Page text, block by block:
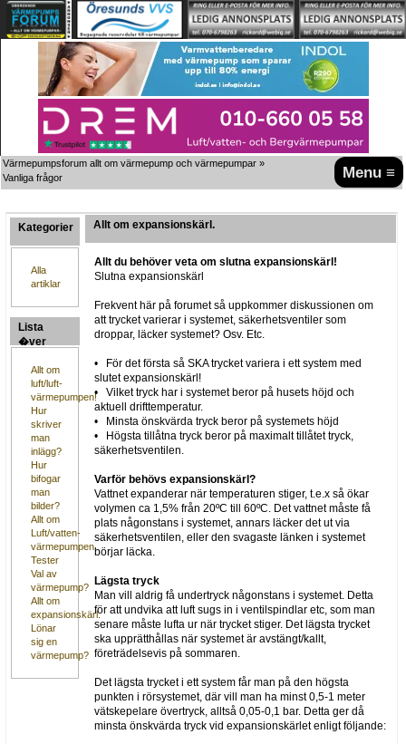
Menu ≡
Värmepumpsforum allt om värmepump och värmepumpar »
Vanliga frågor
Kategorier
Alla
artiklar
Lista
�ver
Allt om
luft/luft-
värmepumpen!
Hur
skriver
man
inlägg?
Hur
bifogar
man
bilder?
Allt om
Luft/vatten-
värmepumpen
Tester
Val av
värmepump?
Allt om
expansionskärl.
Lönar
sig en
värmepump?
Allt om expansionskärl.
Allt du behöver veta om slutna expansionskärl!
Slutna expansionskärl
Frekvent här på forumet så uppkommer diskussionen om
att trycket varierar i systemet, säkerhetsventiler som
droppar, läcker systemet? Osv. Etc.
• För det första så SKA trycket variera i ett system med
slutet expansionskärl!
• Vilket tryck har i systemet beror på husets höjd och
aktuell drifttemperatur.
• Minsta önskvärda tryck beror på systemets höjd
• Högsta tillåtna tryck beror på maximalt tillåtet tryck,
säkerhetsventilen.
Varför behövs expansionskärl?
Vattnet expanderar när temperaturen stiger, t.e.x så ökar
volymen ca 1,5% från 20ºC till 60ºC. Det vattnet måste få
plats någonstans i systemet, annars läcker det ut via
säkerhetsventilen, eller den svagaste länken i systemet
börjar läcka.
Lägsta tryck
Man vill aldrig få undertryck någonstans i systemet. Detta
för att undvika att luft sugs in i ventilspindlar etc, som man
senare måste lufta ur när trycket stiger. Det lägsta trycket
ska upprätthållas när systemet är avstängt/kallt,
företrädelsevis på sommaren.
Det lägsta trycket i ett system får man på den högsta
punkten i rörsystemet, där vill man ha minst 0,5-1 meter
vätskepelare övertryck, alltså 0,05-0,1 bar. Detta ger då
minsta önskvärda tryck vid expansionskärlet enligt följande: